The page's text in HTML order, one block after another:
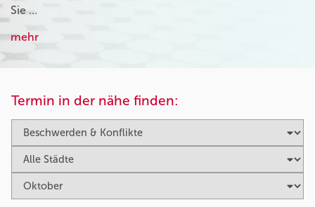
Sie …
mehr
Termin in der nähe finden: